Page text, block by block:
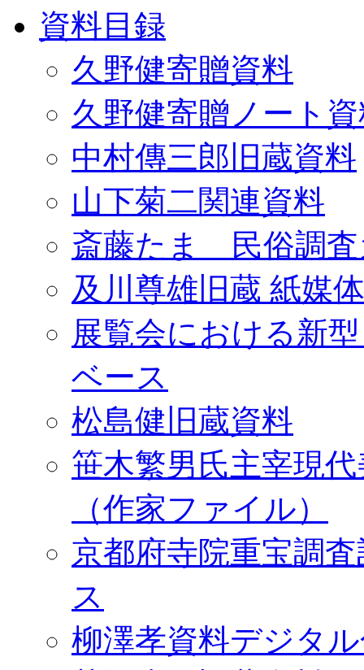
資料目録
久野健寄贈資料
久野健寄贈ノート
中村傳三郎旧蔵資料
山下菊二関連資料
斎藤たま 民俗調査
及川尊雄旧蔵 紙媒
展覧会における新
ベース
松島健旧蔵資料
笹木繁男氏主宰現
（作家ファイル）
京都府寺院重宝調
ス
柳澤孝資料デジタ